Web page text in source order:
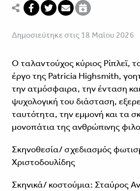
Δημοσιεύτηκε στις 18 Μαΐου 2026
Ο ταλαντούχος κύριος Ρίπλεϊ,
έργο της Patricia Highsmith,
την ατμόσφαιρα, την ένταση
ψυχολογική του διάσταση,
ταυτότητα, την εμμονή και τα
μονοπάτια της ανθρώπινης
Σκηνοθεσία/ σχεδιασμός
Χριστοδουλίδης
Σκηνικά/ κοστούμια: Σταύρος